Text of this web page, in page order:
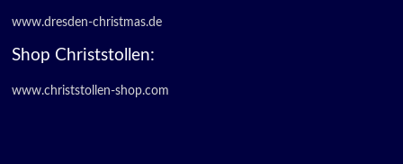
www.dresden-christmas.de
Shop Christstollen:
www.christstollen-shop.com